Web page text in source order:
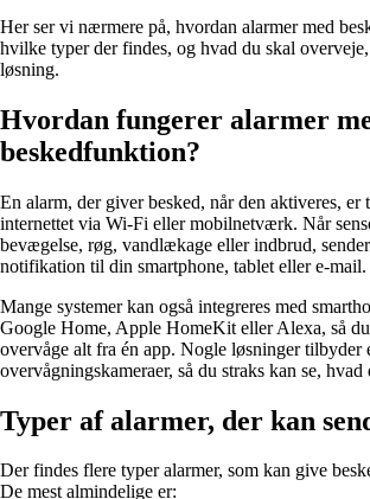
Her ser vi nærmere på, hvordan alarmer med
hvilke typer der findes, og hvad du skal
løsning.
Hvordan fungerer alarmer
beskedfunktion?
En alarm, der giver besked, når den aktiveres,
internettet via Wi-Fi eller mobilnetværk. Når
bevægelse, røg, vandlækage eller indbrud, sender
notifikation til din smartphone, tablet eller e-mail.
Mange systemer kan også integreres med
Google Home, Apple HomeKit eller Alexa, så
overvåge alt fra én app. Nogle løsninger tilbyder
overvågningskameraer, så du straks kan se, hvad
Typer af alarmer, der kan
Der findes flere typer alarmer, som kan give
De mest almindelige er: